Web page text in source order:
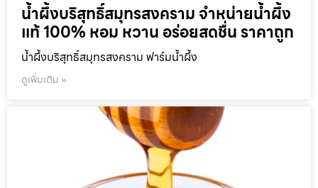
น้ำผึ้งบริสุทธิ์สมุทรสงคราม จำหน่ายน้ำผึ้ง
แท้ 100% หอม หวาน อร่อยสดชื่น ราคาถูก
น้ำผึ้งบริสุทธิ์สมุทรสงคราม ฟาร์มน้ำผึ้ง
ดูเพิ่มเติม »